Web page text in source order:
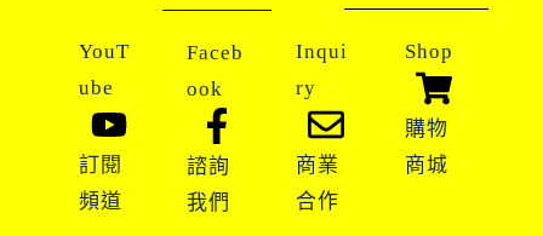
YouT
ube
訂閱
頻道
Faceb
ook
諮詢
我們
Inqui
ry
商業
合作
Shop
購物
商城